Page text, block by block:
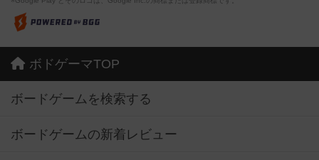
ボドゲーマTOP
ボードゲームを検索する
ボードゲームの新着レビュー